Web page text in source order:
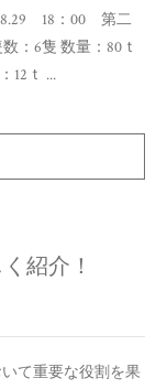
18：00 第二
：6隻 数量：80ｔ
12ｔ ...
紹介！
て重要な役割を果